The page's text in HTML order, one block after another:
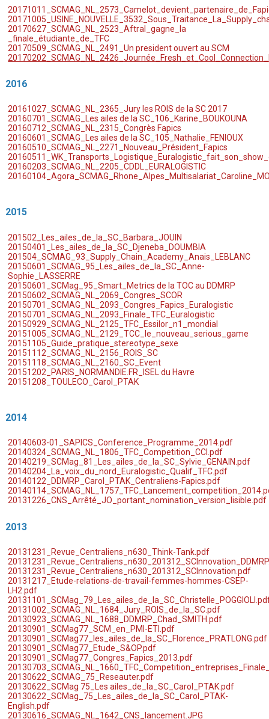
20171005
20170627_SCMAG _NL_2523_Aftral_gagne_la
_finale_étudiante_de_TFC
20170509_SCMAG_NL_2491_Un president ouvert au SCM
2016
20161027_SCMAG_NL_2365_Jury les ROIS de la SC 2017
20160701_SCMAG_Les ailes de la SC_106_Karine_BOUKOUNA
​20160712_SCMAG_NL_2315_Congrès Fapics
20160601_SCMAG_Les ailes de la SC_105_Nathalie_FENIOUX
20160510_SCMAG _NL_2271_Nouveau_ Président_
Fapics
20160511_WK _Transports_Logistique_ Euralogistic _fait_son_show_
20160203_SCMAG_NL_2205_CDDL_EURALOGISTIC
20160104_Agora _SCMAG Rhone _Alpes_ Multisalariat _Caroline
2015
201502_ Les_ailes_de_la_SC_ Barbara _JOUIN
20150401_
Les _ailes_de_la_SC_ Djeneba
DOUMBIA
201504_SCMAG _93_Supply _Chain _Academy _Anais
LEBLANC
20150601_SCMAG _95_Les_ailes_de_la_SC_Anne-
Sophie
LASSERRE
20150601_SCMag _95_Smart Metrics de la TOC au DDMRP
20150602_SCMAG _NL_2069_Congres_SCOR
20150701_SCMAG _NL_2093_Congres_ Fapics
Euralogistic
20150701_SCMAG _NL_2093_Finale_TFC_
Euralogistic
20150929_SCMAG _NL_2125_TFC_ Essilor _n1_mondial
20151005_SCMAG _NL_2129_TCC_le_nouveau_serious _game
20151105_Guide_pratique_stereotype _sexe
20151112_SCMAG _NL_2156_ROIS_SC
20151118_SCMAG_NL_2160_SC_Event
20151202_
PARIS_NORMANDIE.FR_ ISEL du Havre
20151208_TOULECO _Carol PTAK
2014
20140603-01_SAPICS_Conference_Programme_2014.pdf
20140324_SCMAG_NL_1806_TFC_Competition_CCI.pdf
20140219_SCMag_81_Les_ailes_de_la_SC_Sylvie_GENAIN.pdf
20140204_La_voix_du_nord_Euralogistic_Qualif_TFC.pdf
20140122_DDMRP_Carol_PTAK_Centraliens-Fapics.pdf
20131226_CNS_Arrêté_JO_portant_nomination_version_lisible.pdf
2013
20131231_Revue_Centraliens_n630_Think-Tank.pdf
20131231_Revue_Centraliens_n630_201312_SCInnovation.pdf
20131217_Etude-relations-de-travail-femmes-hommes-CSEP-
LH2.pdf
20131002_SCMAG_NL_1684_Jury_ROIS_de_la_SC.pdf
20130923_SCMAG_NL_1688_DDMRP_Chad_SMITH.pdf
20130901_SCMag77_SCM_en_PMI-ETI.pdf
20130901_SCMag77_les_ailes_de_la_SC_Florence_PRATLONG.pdf
20130901_SCMag77_Etude_S&OP.pdf
20130901_SCMag77_Congres_Fapics_2013.pdf
20130622_SCMAG_75_Reseauter.pdf
20130622_SCMag 75_Les ailes_de_la_SC_Carol_PTAK.pdf
20130622_SCMag_75_Les_ailes_de_la_SC_Carol_PTAK-
English.pdf
20130616_SCMAG_NL_1642_CNS_lancement.JPG